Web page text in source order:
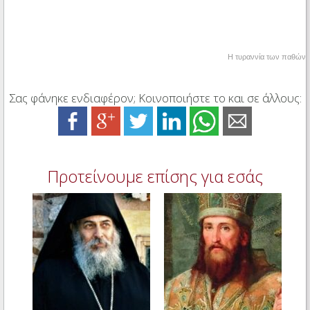
Η τυραννία των παθών
Σας φάνηκε ενδιαφέρον; Κοινοποιήστε το και σε άλλους:
Προτείνουμε επίσης για εσάς